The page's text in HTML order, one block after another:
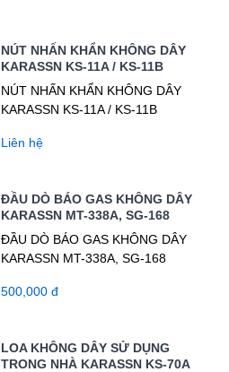
NÚT NHẤN KHẨN KHÔNG DÂY
KARASSN KS-11A / KS-11B
NÚT NHẤN KHẨN KHÔNG DÂY
KARASSN KS-11A / KS-11B
Liên hệ
ĐẦU DÒ BÁO GAS KHÔNG DÂY
KARASSN MT-338A, SG-168
ĐẦU DÒ BÁO GAS KHÔNG DÂY
KARASSN MT-338A, SG-168
500,000 đ
LOA KHÔNG DÂY SỬ DỤNG
TRONG NHÀ KARASSN KS-70A